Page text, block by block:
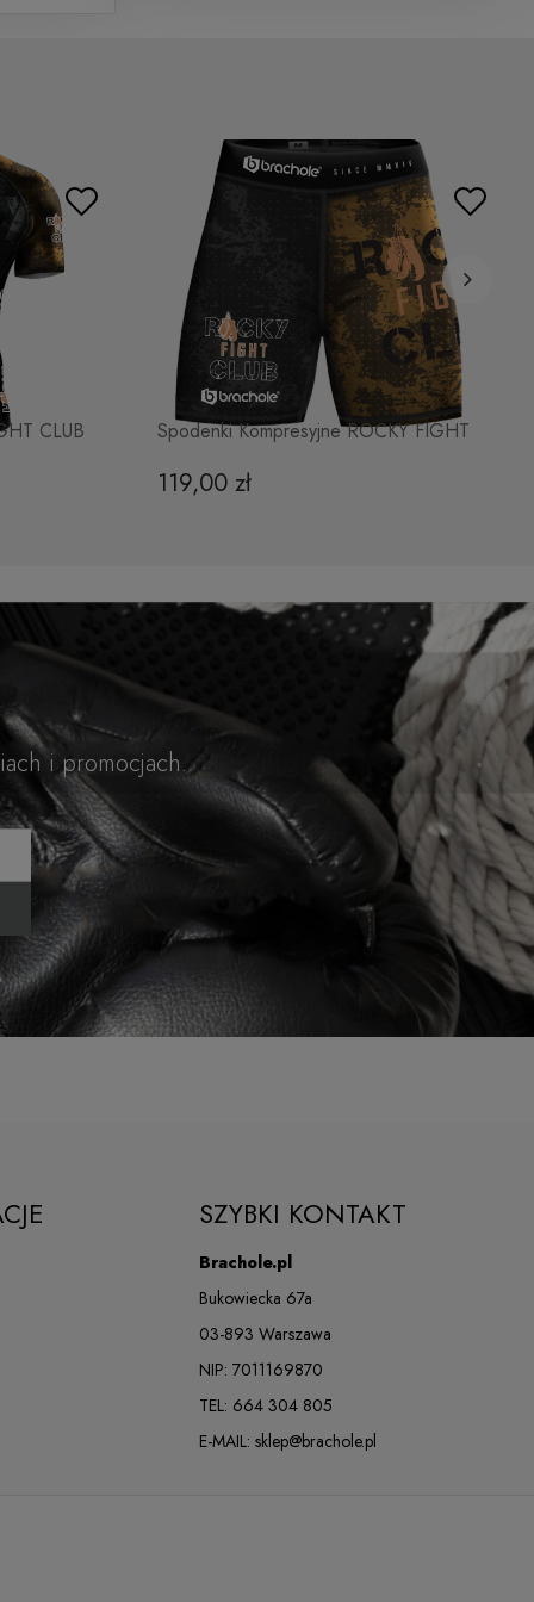
Koszulka Treningowa
ROCKY FIGHT CLUB 99,00 zł
Do koszyka
Top Sportowy
ROCKY FIGHT CLUB 129,00 zł
Do koszyka
Do koszyka
Tank Top ROCKY
FIGHT CLUB 98,00 zł
Do koszyka
Damska Koszulka
Treningowa ROCKY
FIGHT CLUB Do koszyka
Damskie ROCKY
FIGHT CLUB
Do koszyka
Spodnie dresowe z
zamkiem ROCKY
Do koszyka
CLUB Spodenki Kompresyjne ROCKY FIGHT
119,00 zł
i promocjach.
SZYBKI KONTAKT
Brachole.pl
Bukowiecka 67a
03-893 Warszawa
NIP: 7011169870
TEL: 664 304 805
E-MAIL:sklep@brachole.pl